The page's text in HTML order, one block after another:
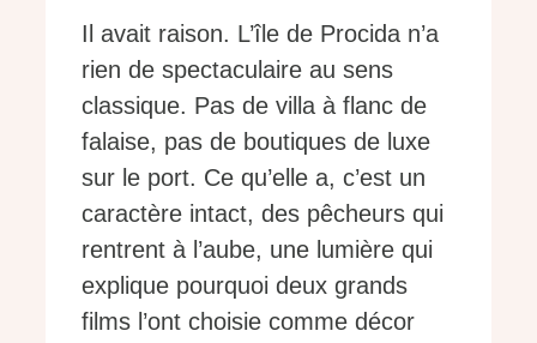
Il avait raison. L’île de Procida n’a
rien de spectaculaire au sens
classique. Pas de villa à flanc de
falaise, pas de boutiques de luxe
sur le port. Ce qu’elle a, c’est un
caractère intact, des pêcheurs qui
rentrent à l’aube, une lumière qui
explique pourquoi deux grands
films l’ont choisie comme décor